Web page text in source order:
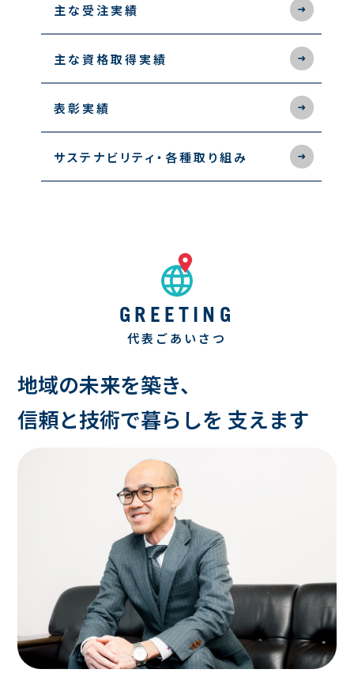
主な受注実績
主な資格取得実績
表彰実績
サステナビリティ・ 各種取り組み
GREETING
代表ごあいさつ
地域の未来を築き、
信頼と技術で暮らしを 支えます